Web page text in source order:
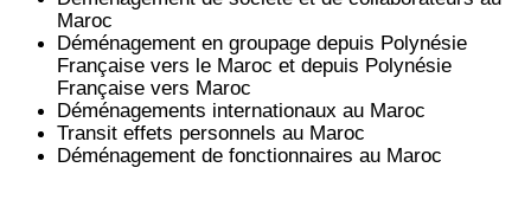
Maroc
Déménagement en groupage depuis Polynésie
Française vers le Maroc et depuis Polynésie
Française vers Maroc
Déménagements internationaux au Maroc
Transit effets personnels au Maroc
Déménagement de fonctionnaires au Maroc